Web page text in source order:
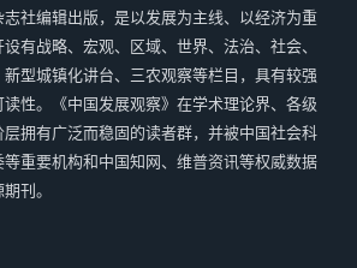
社编辑出版，是以发展为主线、以经济为重
有战略、宏观、区域、世界、法治、社会、
型城镇化讲台、三农观察等栏目，具有较强
性。《中国发展观察》在学术理论界、各级
拥有广泛而稳固的读者群，并被中国社会科
重要机构和中国知网、维普资讯等权威数据
刊。